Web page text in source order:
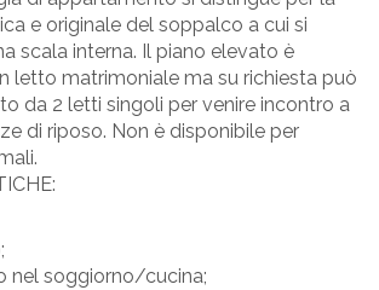
e originale del soppalco a cui si
scala interna. Il piano elevato è
letto matrimoniale ma su richiesta può
da 2 letti singoli per venire incontro a
di riposo. Non è disponibile per
nel soggiorno/cucina;